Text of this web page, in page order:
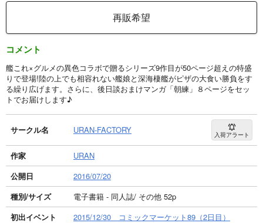
再販希望
コメント
艦これ×グルメの異色コラボで贈るシリーズ9作目が50ページ超えの特盛
りで登場!陸の上でも相容れない艦娘と深海棲艦がピザの大食い勝負をす
る繰り広げます。さらに、後日談おまけマンガ「朝練」８ページをセッ
トでお届けします♪
サークル名 URAN-FACTORY 入荷アラート
作家
URAN
公開日
2016/07/20
種別/サイズ
電子書籍 - 同人誌/ その他 52p
初出イベント
2015/12/30 コミックマーケット89（2日目）